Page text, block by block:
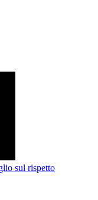
sul rispetto